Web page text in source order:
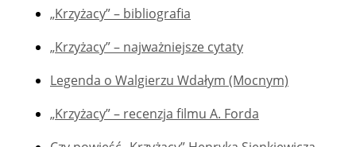
„Krzyżacy” – bibliografia
„Krzyżacy” – najważniejsze cytaty
Legenda o Walgierzu Wdałym (Mocnym)
„Krzyżacy” – recenzja filmu A. Forda